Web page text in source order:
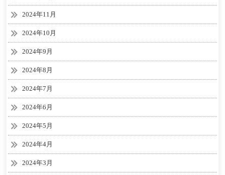
2024年11月
2024年10月
2024年9月
2024年8月
2024年7月
2024年6月
2024年5月
2024年4月
2024年3月